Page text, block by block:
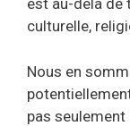
est au-delà de
culturelle,
Nous en
pas seulement